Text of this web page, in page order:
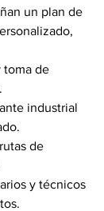
un plan de
toma de
industrial
de
y técnicos